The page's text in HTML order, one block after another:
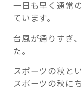
一日も早く通常
ています。
台風が通りすぎ
た。
スポーツの秋と
スポーツの秋に